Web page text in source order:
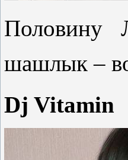
Половину
шашлык –
Dj Vitamin